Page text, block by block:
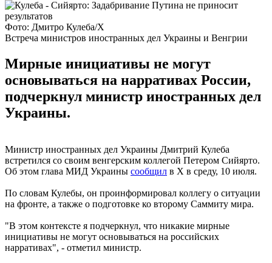
Фото: Дмитро Кулеба/Х
Встреча министров иностранных дел Украины и Венгрии
Мирные инициативы не могут
основываться на нарративах России,
подчеркнул министр иностранных дел
Украины.
Министр иностранных дел Украины Дмитрий Кулеба
встретился со своим венгерским коллегой Петером Сийярто.
Об этом глава МИД Украины сообщил в X в среду, 10 июля.
По словам Кулебы, он проинформировал коллегу о ситуации
на фронте, а также о подготовке ко второму Саммиту мира.
"В этом контексте я подчеркнул, что никакие мирные
инициативы не могут основываться на российских
нарративах", - отметил министр.